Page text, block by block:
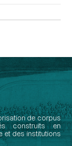
de corpus
construits en
et des institutions